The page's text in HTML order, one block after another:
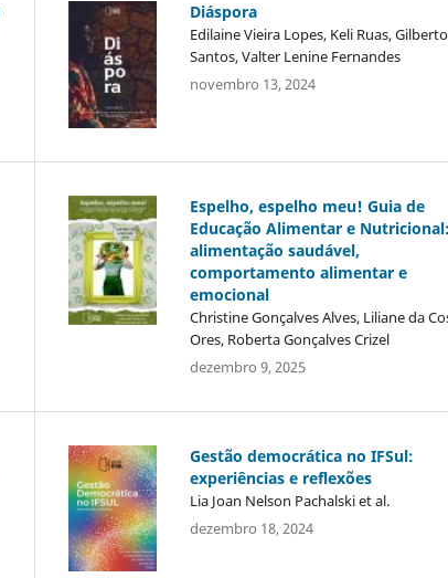
Diáspora
Edilaine Vieira Lopes, Keli Ruas,
Santos, Valter Lenine Fernandes
novembro 13, 2024
Espelho, espelho meu! Guia de
Educação Alimentar e Nutricional:
alimentação saudável,
comportamento alimentar e
emocional
Christine Gonçalves Alves, Liliane da
Ores, Roberta Gonçalves Crizel
dezembro 9, 2025
Gestão democrática no IFSul:
experiências e reflexões
Lia Joan Nelson Pachalski et al.
dezembro 18, 2024